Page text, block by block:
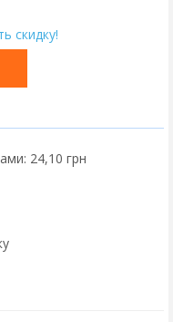
скидку!
24,10 грн